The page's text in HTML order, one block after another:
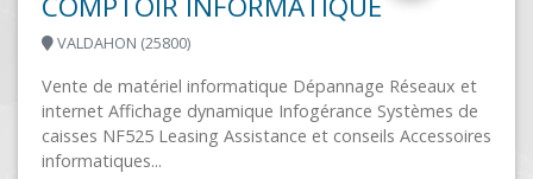
NEOTECH SYSTEM
ROMAGNE (35133)
Néotech SYSTEM intervient pour orchestrer les
différentes briques de services chez nos clients autour